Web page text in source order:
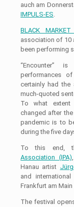
auch am
IMPULS-ES.
BLACK
association of 10
been performing
“Encounter”
performances of
certainly had
much-quoted
To what
changed after
pandemic is to
during the five
To this end,
Association (IPA)
Hanau artist
and
Frankfurt am Main
The festival